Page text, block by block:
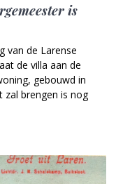
is
van de Larense
de villa aan de
gebouwd in
zal brengen is nog